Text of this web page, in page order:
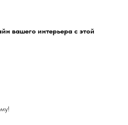
вашего интерьера с этой